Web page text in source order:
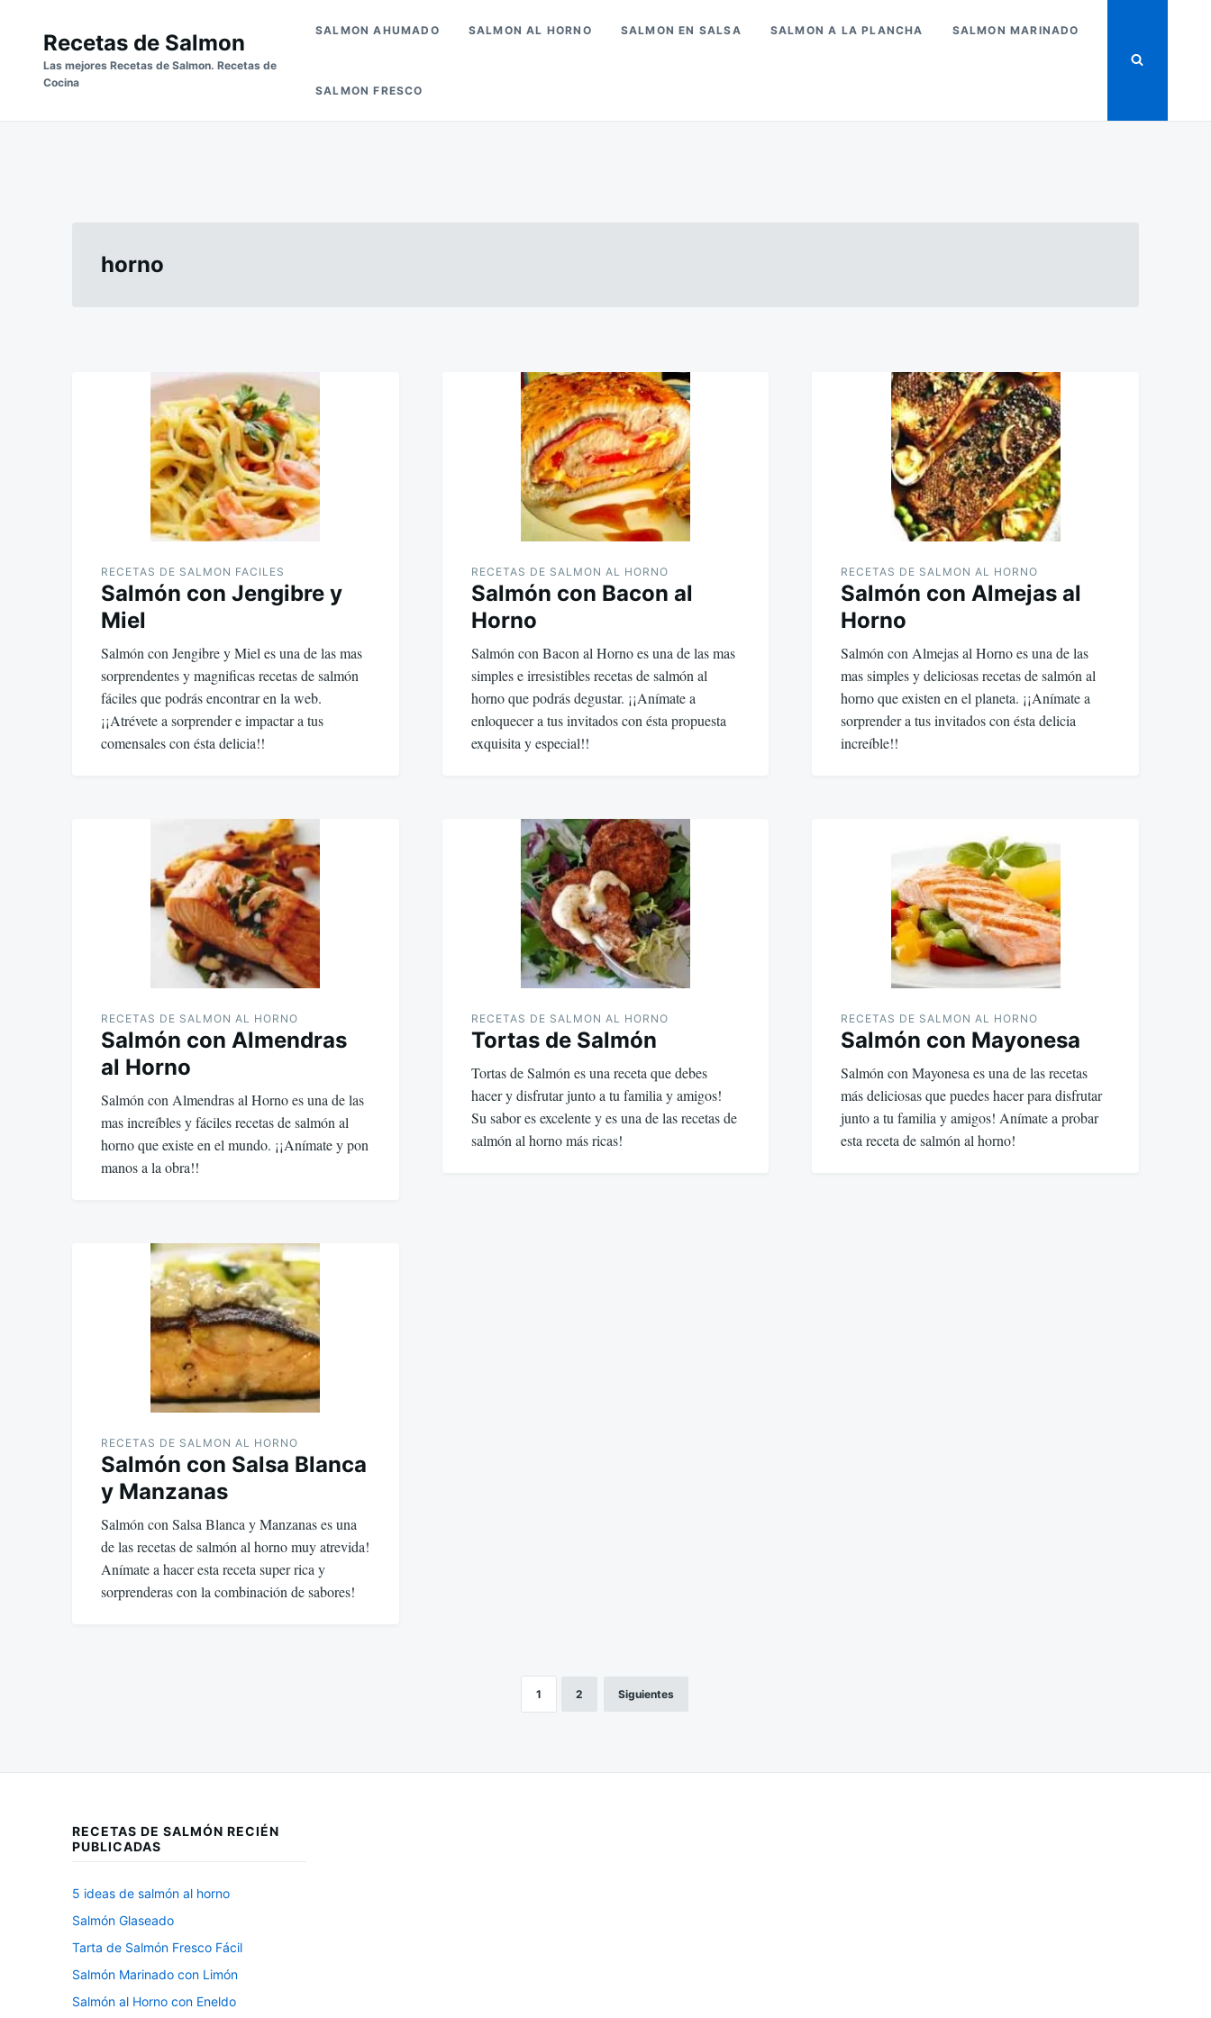
content
Recetas de Salmon
Las mejores Recetas de Salmon. Recetas de
Cocina
SALMON AHUMADO SALMON AL HORNO SALMON EN SALSA SALMON A LA PLANCHA SALMON MARINADO
SALMON FRESCO
horno
RECETAS DE SALMON FACILES
Salmón con Jengibre y
Miel
Salmón con Jengibre y Miel es una de las mas
sorprendentes y magnificas recetas de salmón
fáciles que podrás encontrar en la web.
¡¡Atrévete a sorprender e impactar a tus
comensales con ésta delicia!!
RECETAS DE SALMON AL HORNO
Salmón con Bacon al
Horno
Salmón con Bacon al Horno es una de las mas
simples e irresistibles recetas de salmón al
horno que podrás degustar. ¡¡Anímate a
enloquecer a tus invitados con ésta propuesta
exquisita y especial!!
RECETAS DE SALMON AL HORNO
Salmón con Almejas al
Horno
Salmón con Almejas al Horno es una de las
mas simples y deliciosas recetas de salmón al
horno que existen en el planeta. ¡¡Anímate a
sorprender a tus invitados con ésta delicia
increíble!!
RECETAS DE SALMON AL HORNO
Salmón con Almendras
al Horno
Salmón con Almendras al Horno es una de las
mas increíbles y fáciles recetas de salmón al
horno que existe en el mundo. ¡¡Anímate y pon
manos a la obra!!
RECETAS DE SALMON AL HORNO
Tortas de Salmón
Tortas de Salmón es una receta que debes
hacer y disfrutar junto a tu familia y amigos!
Su sabor es excelente y es una de las recetas de
salmón al horno más ricas!
RECETAS DE SALMON AL HORNO
Salmón con Mayonesa
Salmón con Mayonesa es una de las recetas
más deliciosas que puedes hacer para disfrutar
junto a tu familia y amigos! Anímate a probar
esta receta de salmón al horno!
RECETAS DE SALMON AL HORNO
Salmón con Salsa Blanca
y Manzanas
Salmón con Salsa Blanca y Manzanas es una
de las recetas de salmón al horno muy atrevida!
Anímate a hacer esta receta super rica y
sorprenderas con la combinación de sabores!
1 2 Siguientes
RECETAS DE SALMÓN RECIÉN
PUBLICADAS
5 ideas de salmón al horno
Salmón Glaseado
Tarta de Salmón Fresco Fácil
Salmón Marinado con Limón
Salmón al Horno con Eneldo